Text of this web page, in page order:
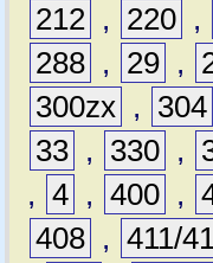
212 , 220 ,
288 , 29 ,
300zx , 304
33 , 330 ,
, 4 , 400 ,
408 , 411/